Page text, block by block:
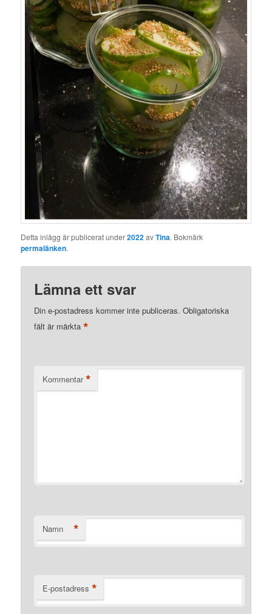
Detta inlägg är publicerat under2022avTina. Bokmärk
permalänken.
Lämna ett svar
Din e-postadress kommer inte publiceras. Obligatoriska
fält är märkta*
Kommentar *
Namn *
E-postadress *